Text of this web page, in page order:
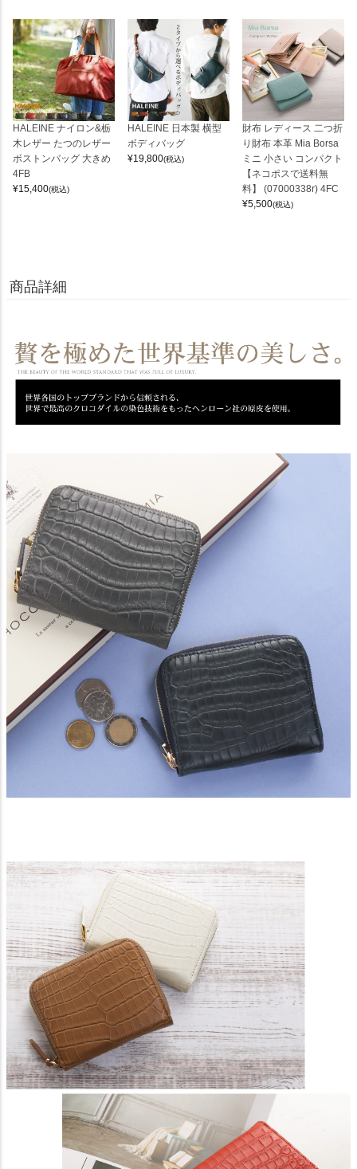
HALEINE ナイロン&栃
木レザー たつのレザー
ボストンバッグ 大きめ
4FB
¥15,400(税込)
HALEINE 日本製 横型
ボディバッグ
¥19,800(税込)
財布 レディース 二つ折
り財布 本革 Mia Borsa
ミニ 小さい コンパクト
【ネコポスで送料無
料】 (07000338r) 4FC
¥5,500(税込)
商品詳細